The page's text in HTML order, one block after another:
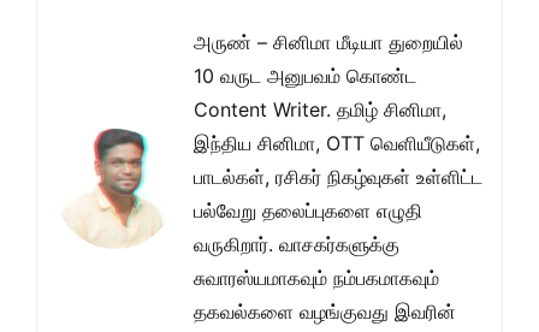
அருண் – சினிமா மீடியா துறையில்
10 வருட அனுபவம் கொண்ட
Content Writer. தமிழ் சினிமா,
இந்திய சினிமா, OTT வெளியீடுகள்,
பாடல்கள், ரசிகர் நிகழ்வுகள் உள்ளிட்ட
பல்வேறு தலைப்புகளை எழுதி
வருகிறார். வாசகர்களுக்கு
சுவாரஸ்யமாகவும் நம்பகமாகவும்
தகவல்களை வழங்குவது இவரின்